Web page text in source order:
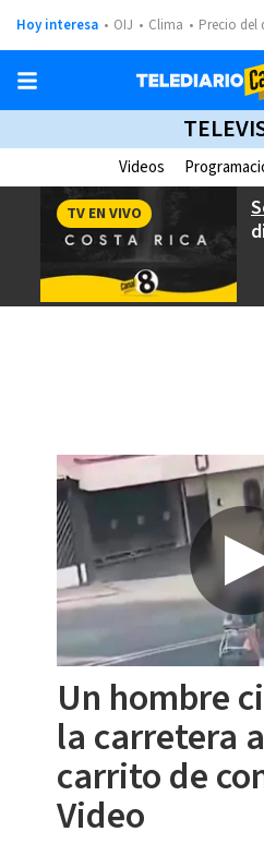
Hoy interesa OIJ Clima Precio del
Videos
TV EN VIVO
Un hombre
la carretera
carrito de
Video